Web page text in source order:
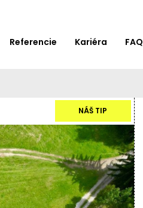
Referencie Kariéra FAQ
NÁŠ TIP